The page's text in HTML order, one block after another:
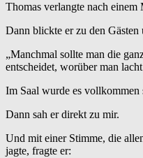
Thomas verlangte nach einem
Dann blickte er zu den Gästen
„Manchmal sollte man die
entscheidet, worüber man
Im Saal wurde es vollkommen
Dann sah er direkt zu mir.
Und mit einer Stimme, die
jagte, fragte er: